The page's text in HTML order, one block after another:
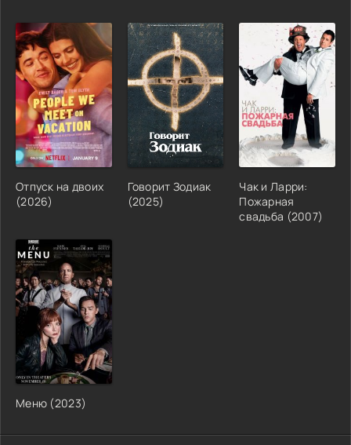
Отпуск на двоих
(2026)
Говорит Зодиак
(2025)
Чак и Ларри:
Пожарная
свадьба (2007)
Меню (2023)